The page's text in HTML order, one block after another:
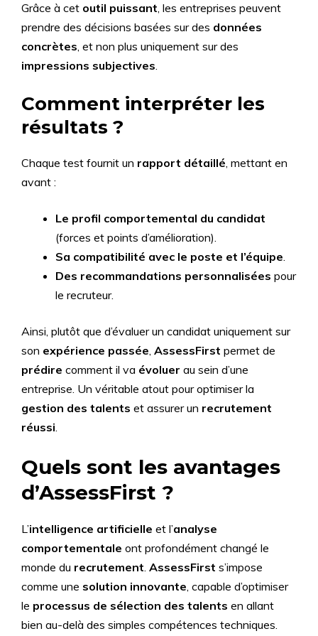
Grâce à cet outil puissant, les entreprises peuvent
prendre des décisions basées sur des données
concrètes, et non plus uniquement sur des
impressions subjectives.
Comment interpréter les
résultats ?
Chaque test fournit un rapport détaillé, mettant en
avant :
Le profil comportemental du candidat
(forces et points d’amélioration).
Sa compatibilité avec le poste et l’équipe.
Des recommandations personnalisées pour
le recruteur.
Ainsi, plutôt que d’évaluer un candidat uniquement sur
son expérience passée, AssessFirst permet de
prédire comment il va évoluer au sein d’une
entreprise. Un véritable atout pour optimiser la
gestion des talents et assurer un recrutement
réussi.
Quels sont les avantages
d’AssessFirst ?
L’intelligence artificielle et l’analyse
comportementale ont profondément changé le
monde du recrutement. AssessFirst s’impose
comme une solution innovante, capable d’optimiser
le processus de sélection des talents en allant
bien au-delà des simples compétences techniques.